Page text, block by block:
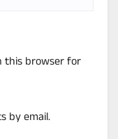
this browser for
by email.